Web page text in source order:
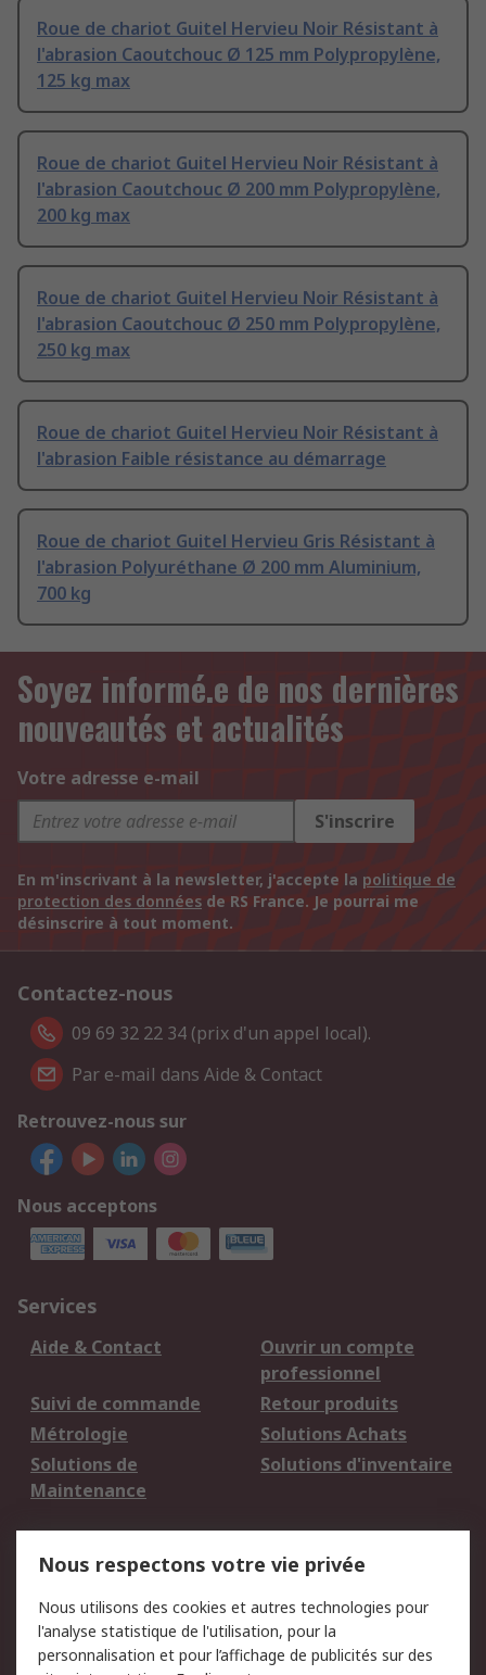
Roue de chariot Guitel Hervieu Noir Résistant à
l'abrasion Caoutchouc Ø 125 mm Polypropylène,
125 kg max
Roue de chariot Guitel Hervieu Noir Résistant à
l'abrasion Caoutchouc Ø 200 mm Polypropylène,
200 kg max
Roue de chariot Guitel Hervieu Noir Résistant à
l'abrasion Caoutchouc Ø 250 mm Polypropylène,
250 kg max
Roue de chariot Guitel Hervieu Noir Résistant à
l'abrasion Faible résistance au démarrage
Roue de chariot Guitel Hervieu Gris Résistant à
l'abrasion Polyuréthane Ø 200 mm Aluminium,
700 kg
Soyez informé.e de nos dernières
nouveautés et actualités
Votre adresse e-mail
S'inscrire
En m'inscrivant à la newsletter, j'accepte la politique de
protection des données de RS France. Je pourrai me
désinscrire à tout moment.
Contactez-nous
09 69 32 22 34 (prix d'un appel local).
Par e-mail dans Aide & Contact
Retrouvez-nous sur
Nous acceptons
Services
Aide & Contact
Ouvrir un compte
professionnel
Suivi de commande
Retour produits
Métrologie
Solutions Achats
Solutions de
Maintenance
Solutions d'inventaire
du site
Politique de protection
des données - Mise à
Sécurité des E-mails
Nous respectons votre vie privée
Nous utilisons des cookies et autres technologies pour
l'analyse statistique de l'utilisation, pour la
personnalisation et pour l’affichage de publicités sur des